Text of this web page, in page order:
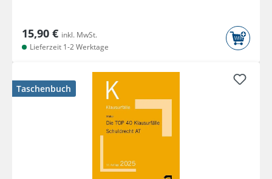
15,90 € inkl. MwSt.
Lieferzeit 1-2 Werktage
Taschenbuch